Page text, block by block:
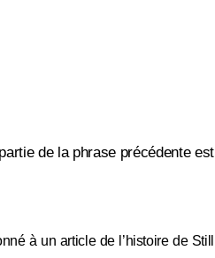
de la phrase précédente est
à un article de l’histoire de Still